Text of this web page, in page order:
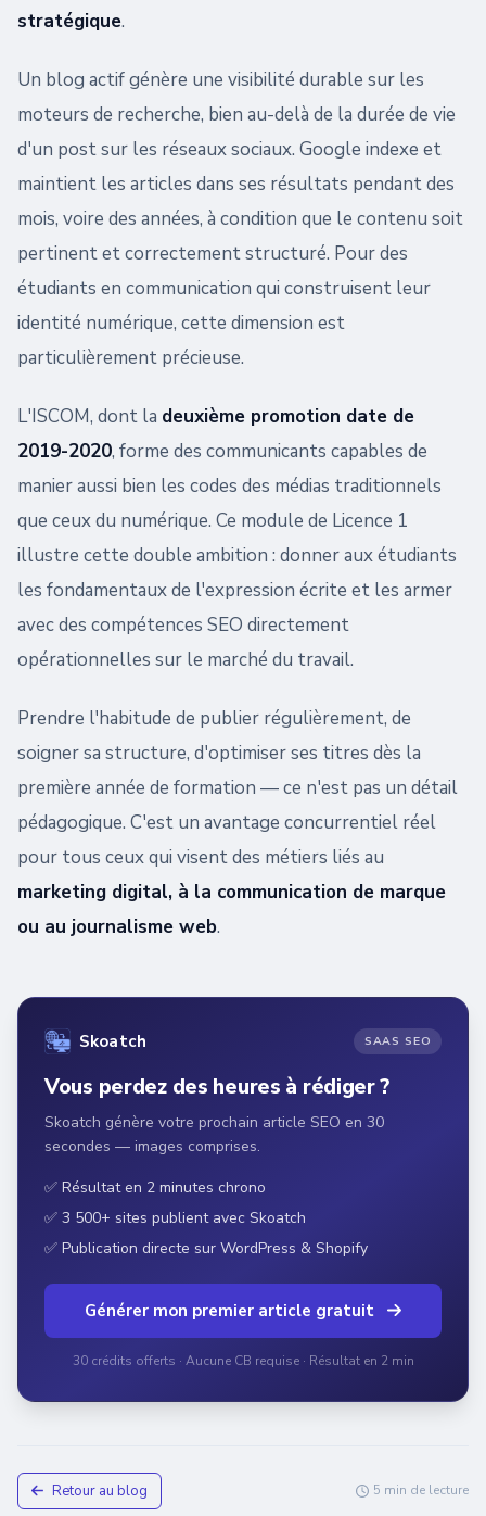
stratégique.
Un blog actif génère une visibilité durable sur les
moteurs de recherche, bien au-delà de la durée de vie
d'un post sur les réseaux sociaux. Google indexe et
maintient les articles dans ses résultats pendant des
mois, voire des années, à condition que le contenu soit
pertinent et correctement structuré. Pour des
étudiants en communication qui construisent leur
identité numérique, cette dimension est
particulièrement précieuse.
L'ISCOM, dont la deuxième promotion date de
2019-2020, forme des communicants capables de
manier aussi bien les codes des médias traditionnels
que ceux du numérique. Ce module de Licence 1
illustre cette double ambition : donner aux étudiants
les fondamentaux de l'expression écrite et les armer
avec des compétences SEO directement
opérationnelles sur le marché du travail.
Prendre l'habitude de publier régulièrement, de
soigner sa structure, d'optimiser ses titres dès la
première année de formation — ce n'est pas un détail
pédagogique. C'est un avantage concurrentiel réel
pour tous ceux qui visent des métiers liés au
marketing digital, à la communication de marque
ou au journalisme web.
Skoatch SAAS SEO
Vous perdez des heures à rédiger ?
Skoatch génère votre prochain article SEO en 30
secondes — images comprises.
✅ Résultat en 2 minutes chrono
✅ 3 500+ sites publient avec Skoatch
✅ Publication directe sur WordPress & Shopify
Générer mon premier article gratuit
30 crédits offerts · Aucune CB requise · Résultat en 2 min
Retour au blog 5 min de lecture